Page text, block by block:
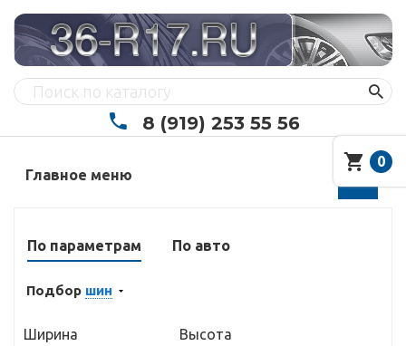
8 (919) 253 55 56
Главное меню
По параметрам По авто
Подбор шин
Ширина Высота
0